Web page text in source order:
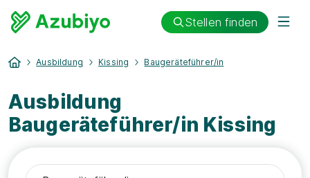
Stellen finden
Ausbildung Kissing Baugeräteführer/in
Ausbildung
Baugeräteführer/in Kissing